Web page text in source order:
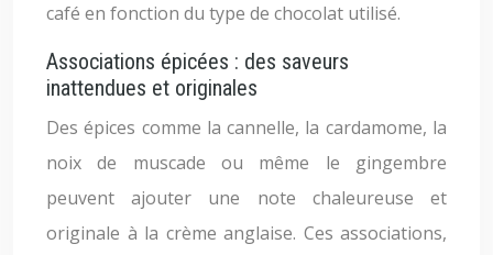
café en fonction du type de chocolat utilisé.
Associations épicées : des saveurs
inattendues et originales
Des épices comme la cannelle, la cardamome, la
noix de muscade ou même le gingembre
peuvent ajouter une note chaleureuse et
originale à la crème anglaise. Ces associations,